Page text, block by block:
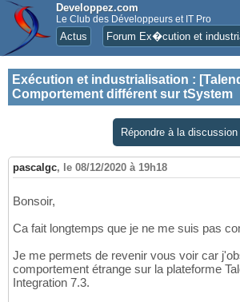
Developpez.com
Le Club des Développeurs et IT Pro
Actus Forum Ex�cution et
Exécution et industrialisation :
Comportement différent sur tSystem
Répondre à la discussion
pascalgc, le 08/12/2020 à 19h18
Bonsoir,
Ca fait longtemps que je ne me suis pas
Je me permets de revenir vous voir car
comportement étrange sur la plateforme
Integration 7.3.